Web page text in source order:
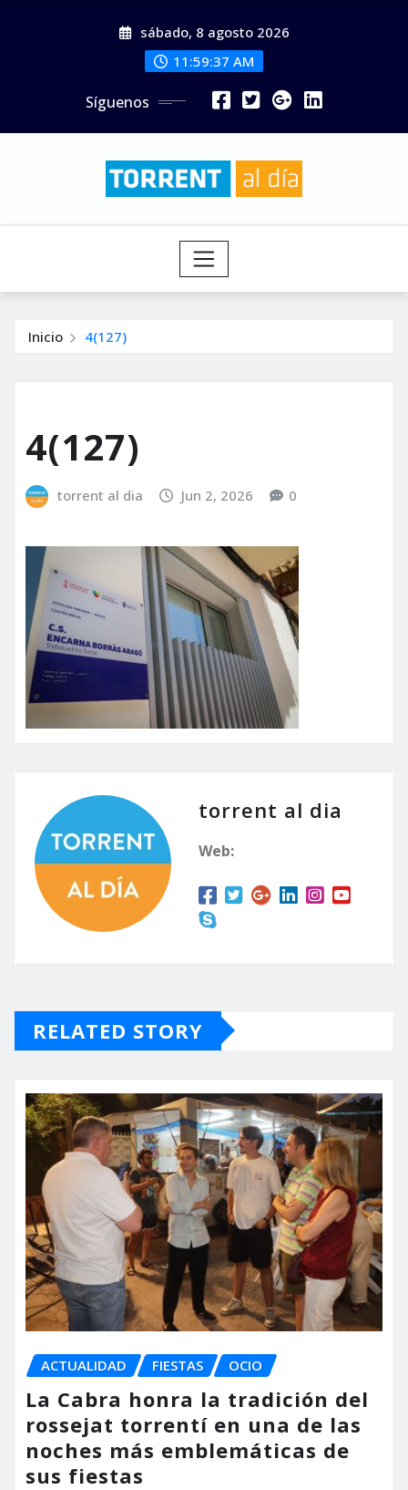
sábado, 8 agosto 2026
11:59:39 AM
Síguenos
Inicio 4(127)
4(127)
torrent al dia Jun 2, 2026 0
torrent al dia
Web:
RELATED STORY
ACTUALIDAD FIESTAS OCIO
La Cabra honra la tradición del
rossejat torrentí en una de las
noches más emblemáticas de
sus fiestas